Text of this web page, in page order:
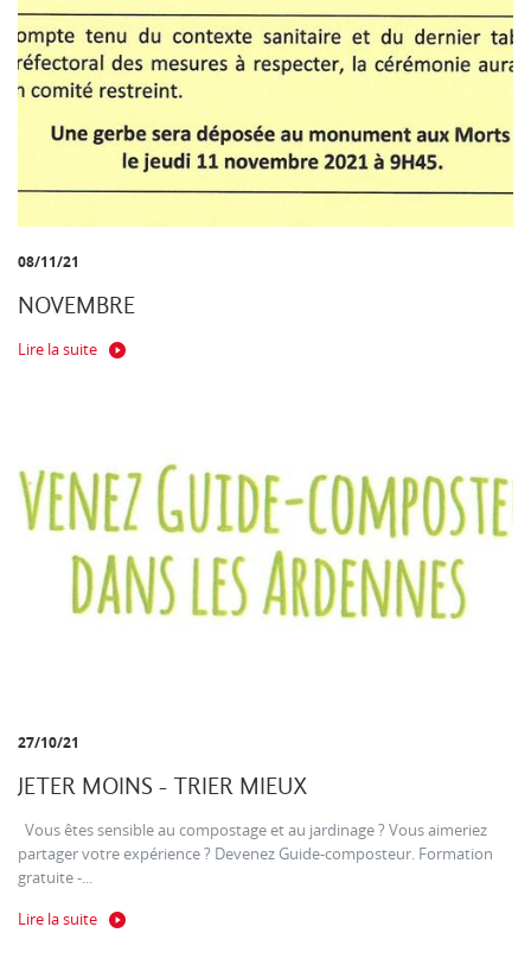
08/11/21
NOVEMBRE
Lire la suite
27/10/21
JETER MOINS - TRIER MIEUX
Vous êtes sensible au compostage et au jardinage ? Vous aimeriez
partager votre expérience ? Devenez Guide-composteur. Formation
gratuite -...
Lire la suite